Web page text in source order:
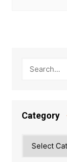
Category